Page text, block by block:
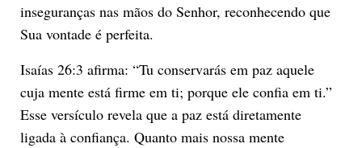
inseguranças nas mãos do Senhor, reconhecendo que
Sua vontade é perfeita.
Isaías 26:3 afirma: “Tu conservarás em paz aquele
cuja mente está firme em ti; porque ele confia em ti.”
Esse versículo revela que a paz está diretamente
ligada à confiança. Quanto mais nossa mente